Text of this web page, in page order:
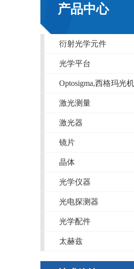
产品中心
衍射光学元件
光学平台
Optosigma,西格玛光机
激光测量
激光器
镜片
晶体
光学仪器
光电探测器
光学配件
太赫兹